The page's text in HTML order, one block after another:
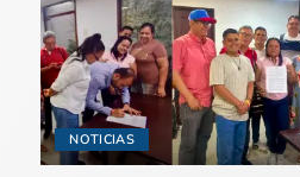
NOTICIAS